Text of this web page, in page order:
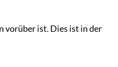
vorüber ist. Dies ist in der